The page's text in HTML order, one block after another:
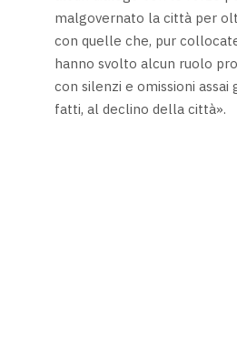
malgovernato la città per
con quelle che, pur
hanno svolto alcun ruolo
con silenzi e omissioni assai
fatti, al declino della città».